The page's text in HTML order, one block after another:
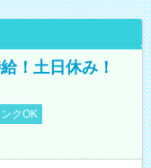
！土日休み！
クOK